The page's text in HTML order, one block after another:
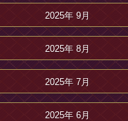
2025年 9月
2025年 8月
2025年 7月
2025年 6月